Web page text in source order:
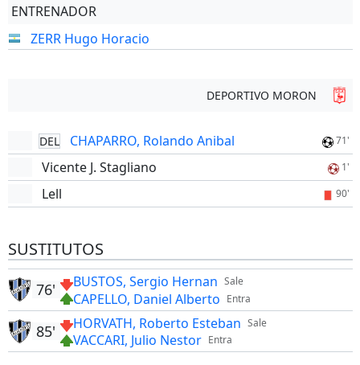
ENTRENADOR
ZERR Hugo Horacio
DEPORTIVO MORON
DEL CHAPARRO, Rolando Anibal 71'
Vicente J. Stagliano 1'
Lell 90'
SUSTITUTOS
Sale
BUSTOS, Sergio Hernan
Entra
CAPELLO, Daniel Alberto
76'
Sale
HORVATH, Roberto Esteban
Entra
VACCARI, Julio Nestor
85'